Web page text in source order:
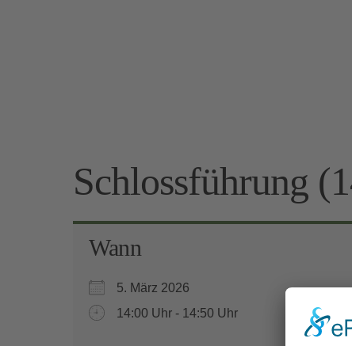
Schlossführung
Wann
5. März 2026
14:00 Uhr - 14:50 Uhr